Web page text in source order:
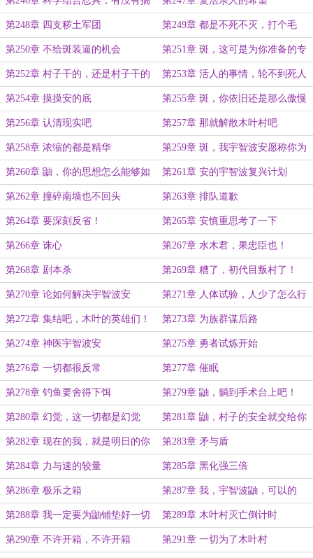
头？
第248章 四支秽土军团 第249章 都是不死不灭，打个毛
啊！
第250章 不给斑装逼的机会 第251章 斑，这可是为你准备的专
用术式啊
第252章 村子干的，还是村子干的 第253章 活人的事情，轮不到死人
来管
第254章 摸摸安的底 第255章 斑，你依旧还是那么傲慢
啊
第256章 认清现实吧 第257章 那就解散木叶村吧
第258章 浓缩的都是精华 第259章 斑，我宇智波安愿称你为
最强
第260章 鼬，你的思想怎么能够如
此狭隘？
第261章 安的宇智波复兴计划
第262章 撞碎南墙也不回头 第263章 排队道歉
第264章 要深刻反省！ 第265章 安慎重思考了一下
第266章 诛心 第267章 水木君，果忠臣也！
第268章 剧本杀 第269章 糟了，初代目叛村了！
第270章 论如何解决宇智波安 第271章 人体试验，人少了怎么行
第272章 集结吧，木叶的英雄们！ 第273章 为族群谋后路
第274章 神医宇智波安 第275章 勇者试炼开始
第276章 一切都很反常 第277章 催眠
第278章 钓鱼要舍得下饵 第279章 鼬，躺到手术台上吧！
第280章 幻觉，这一切都是幻觉
啊！
第281章 鼬，村子的安全就交给你
了
第282章 现在的我，就是明日的你 第283章 矛与盾
第284章 力与速的较量 第285章 黑化强三倍
第286章 极乐之箱 第287章 我，宇智波鼬，可以的
第288章 我一定要为鼬铺垫好一切 第289章 木叶村灭亡倒计时
第290章 不许开箱，不许开箱 第291章 一切为了木叶村